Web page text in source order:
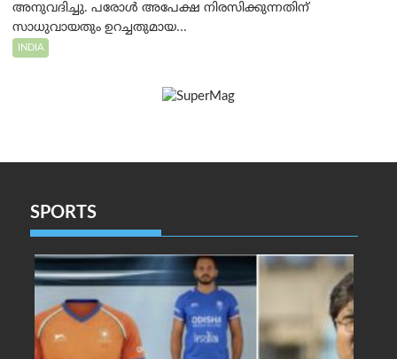
അനുവദിച്ചു. പരോൾ അപേക്ഷ നിരസിക്കുന്നതിന്
സാധുവായതും ഉറച്ചതുമായ...
INDIA
SPORTS